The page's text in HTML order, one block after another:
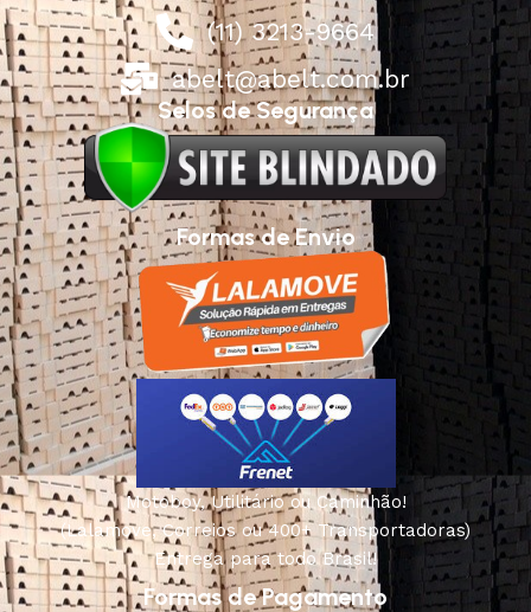
(11) 3213-9664
abelt@abelt.com.br
Selos de Segurança
Formas de Envio
Motoboy, Utilitário ou Caminhão!
(Lalamove, Correios ou 400+ Transportadoras)
Entrega para todo Brasil!
Formas de Pagamento